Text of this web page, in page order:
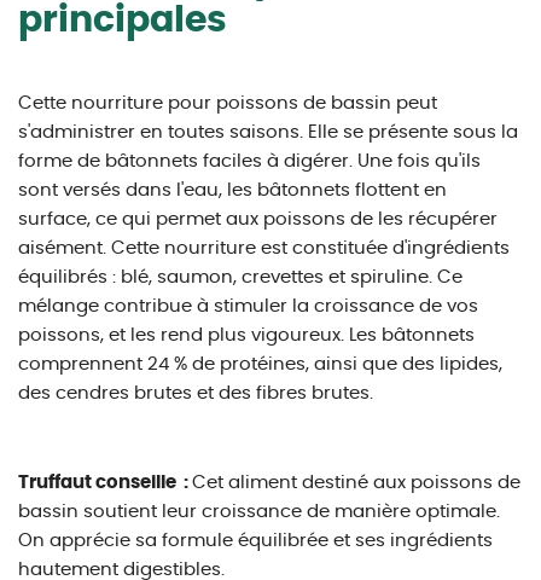
principales
Cette nourriture pour poissons de bassin peut
s'administrer en toutes saisons. Elle se présente sous la
forme de bâtonnets faciles à digérer. Une fois qu'ils
sont versés dans l'eau, les bâtonnets flottent en
surface, ce qui permet aux poissons de les récupérer
aisément. Cette nourriture est constituée d'ingrédients
équilibrés : blé, saumon, crevettes et spiruline. Ce
mélange contribue à stimuler la croissance de vos
poissons, et les rend plus vigoureux. Les bâtonnets
comprennent 24 % de protéines, ainsi que des lipides,
des cendres brutes et des fibres brutes.
Truffaut conseille : Cet aliment destiné aux poissons de
bassin soutient leur croissance de manière optimale.
On apprécie sa formule équilibrée et ses ingrédients
hautement digestibles.